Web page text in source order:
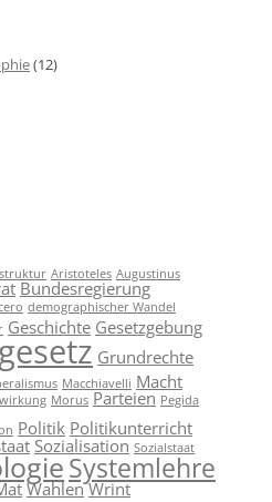
(12)
Aristoteles Augustinus
Bundesregierung
demographischer Wandel
Geschichte Gesetzgebung
Grundrechte
Macchiavelli Macht
Morus Parteien Pegida
Politik Politikunterricht
Sozialisation Sozialstaat
Systemlehre
Wahlen Wrint